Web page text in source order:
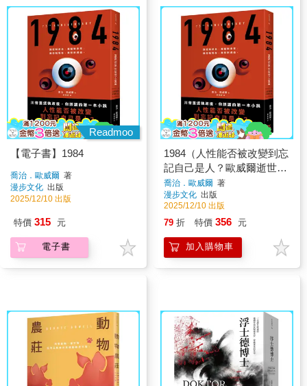
Readmoo
【電子書】1984
喬治．歐威爾 著
漫步文化 出版
2025/12/10 出版
特價 315 元
電子書
1984（人性能否被改變到忘
記自己是人？歐威爾逝世75
週年紀念版）
喬治．歐威爾 著
漫步文化 出版
2025/12/10 出版
79 折 特價 356 元
加入購物車